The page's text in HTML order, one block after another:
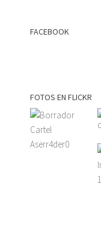
FACEBOOK
FOTOS EN FLICKR